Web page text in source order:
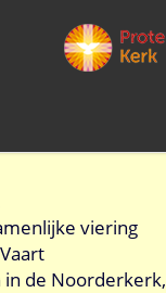
viering
de Noorderkerk,